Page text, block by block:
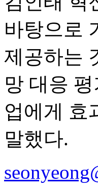
바탕으로
제공하는
망 대응
업에게 효
말했다.